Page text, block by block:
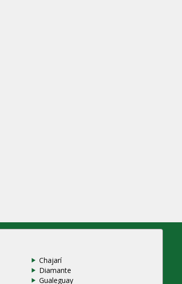
Chajarí
Diamante
Gualeguay